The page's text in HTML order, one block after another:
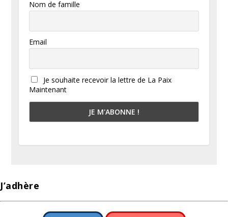
Nom de famille
Email
Je souhaite recevoir la lettre de La Paix
Maintenant
J’adhère